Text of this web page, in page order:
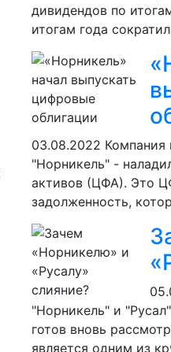
дивидендов по
итогам года
03.08.2022 Компания
"Норникель" -
активов (ЦФА). Это
задолженность,
"Норникель" и
готов вновь
является одним из